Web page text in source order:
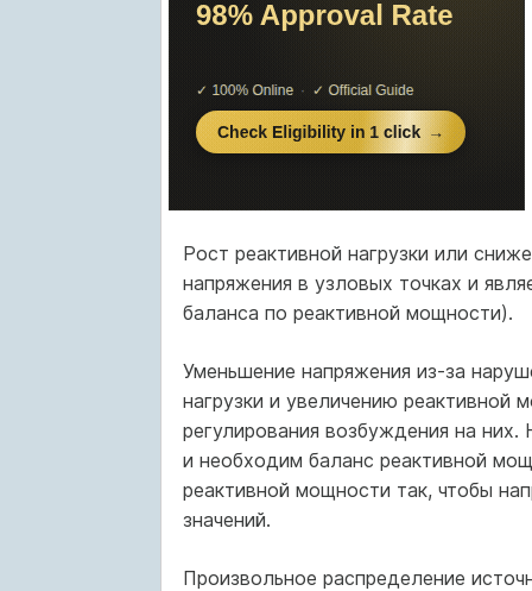
Рост реактивной нагрузки или
напряжения в узловых точках и
баланса по реактивной мощности).
Уменьшение напряжения из-за
нагрузки и увеличению реактивной
регулирования возбуждения на
и необходим баланс реактивной
реактивной мощности так, чтобы
значений.
Произвольное распределение